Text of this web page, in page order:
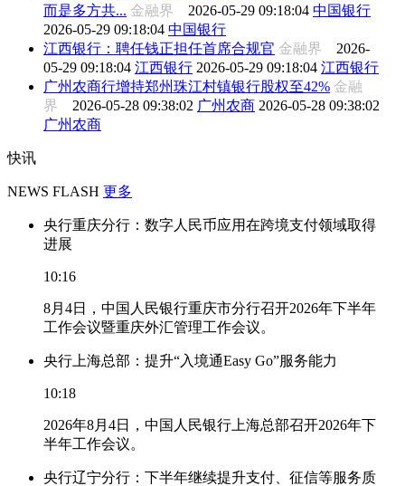
而是多方共... 金融界 2026-05-29 09:18:04 中国银行
2026-05-29 09:18:04 中国银行
江西银行：聘任钱正担任首席合规官 金融界 2026-
05-29 09:18:04 江西银行 2026-05-29 09:18:04 江西银行
广州农商行增持郑州珠江村镇银行股权至42% 金融
界 2026-05-28 09:38:02 广州农商 2026-05-28 09:38:02
广州农商
快讯
NEWS FLASH 更多
央行重庆分行：数字人民币应用在跨境支付领域取得
进展
10:16
8月4日，中国人民银行重庆市分行召开2026年下半年
工作会议暨重庆外汇管理工作会议。
央行上海总部：提升“入境通Easy Go”服务能力
10:18
2026年8月4日，中国人民银行上海总部召开2026年下
半年工作会议。
央行辽宁分行：下半年继续提升支付、征信等服务质